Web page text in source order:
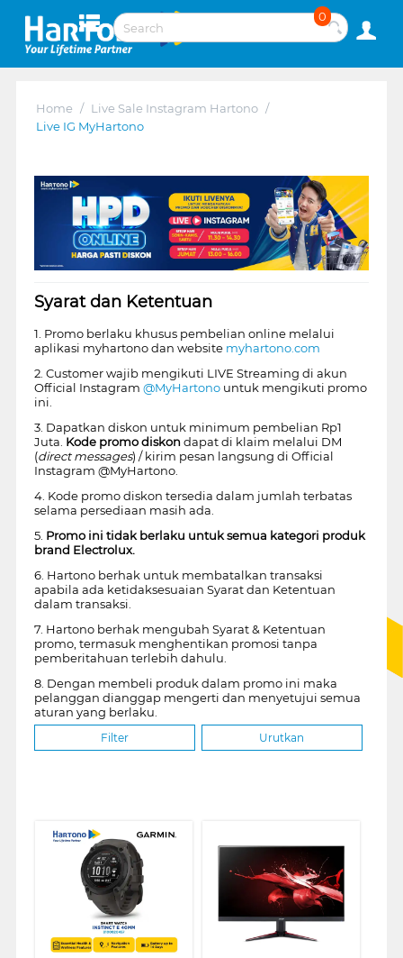
0
Home / Live Sale Instagram Hartono /
Live IG MyHartono
Syarat dan Ketentuan
1. Promo berlaku khusus pembelian online melalui
aplikasi myhartono dan website myhartono.com
2. Customer wajib mengikuti LIVE Streaming di akun
Official Instagram @MyHartonountuk mengikuti promo
ini.
3. Dapatkan diskon untuk minimum pembelian Rp1
Juta. Kode promo diskondapat di klaim melalui DM
(direct messages) / kirim pesan langsung di Official
Instagram @MyHartono.
4. Kode promo diskon tersedia dalam jumlah terbatas
selama persediaan masih ada.
5. Promo ini tidak berlaku untuk semua kategori produk
brand Electrolux.
6. Hartono berhak untuk membatalkan transaksi
apabila ada ketidaksesuaian Syarat dan Ketentuan
dalam transaksi.
7. Hartono berhak mengubah Syarat & Ketentuan
promo, termasuk menghentikan promosi tanpa
pemberitahuan terlebih dahulu.
8. Dengan membeli produk dalam promo ini maka
pelanggan dianggap mengerti dan menyetujui semua
aturan yang berlaku.
Filter Urutkan